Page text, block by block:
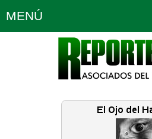
MENÚ
Política Opinión
Planeta Tierra
Educación